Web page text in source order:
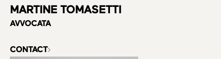
MARTINE TOMASETTI
AVVOCATA
CONTACT